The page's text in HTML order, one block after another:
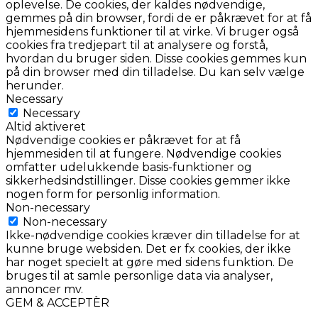
oplevelse. De cookies, der kaldes nødvendige,
gemmes på din browser, fordi de er påkrævet for at få
hjemmesidens funktioner til at virke. Vi bruger også
cookies fra tredjepart til at analysere og forstå,
hvordan du bruger siden. Disse cookies gemmes kun
på din browser med din tilladelse. Du kan selv vælge
herunder.
Necessary
Necessary
Altid aktiveret
Nødvendige cookies er påkrævet for at få
hjemmesiden til at fungere. Nødvendige cookies
omfatter udelukkende basis-funktioner og
sikkerhedsindstillinger. Disse cookies gemmer ikke
nogen form for personlig information.
Non-necessary
Non-necessary
Ikke-nødvendige cookies kræver din tilladelse for at
kunne bruge websiden. Det er fx cookies, der ikke
har noget specielt at gøre med sidens funktion. De
bruges til at samle personlige data via analyser,
annoncer mv.
GEM & ACCEPTÈR